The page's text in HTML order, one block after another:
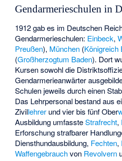
Gendarmerieschulen in
1912 gab es im Deutschen
Gendarmerieschulen: Einbeck,
Preußen), München (Königreich
(Großherzogtum Baden). Dort
Kursen sowohl die
Gendarmerieanwärter
Schulen jeweils durch einen
Das Lehrpersonalbestand aus
Zivillehrer und vier bis fünf Ober
Ausbildung umfassteStrafrecht,
Erforschung strafbarer
Diensthundausbildung, Fechten,
Waffengebrauchvon Revolvern